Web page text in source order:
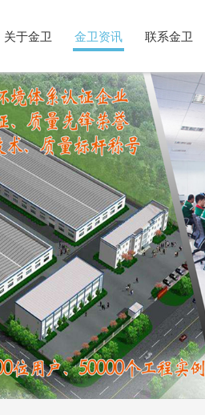
关于金卫 金卫资讯 联系金卫